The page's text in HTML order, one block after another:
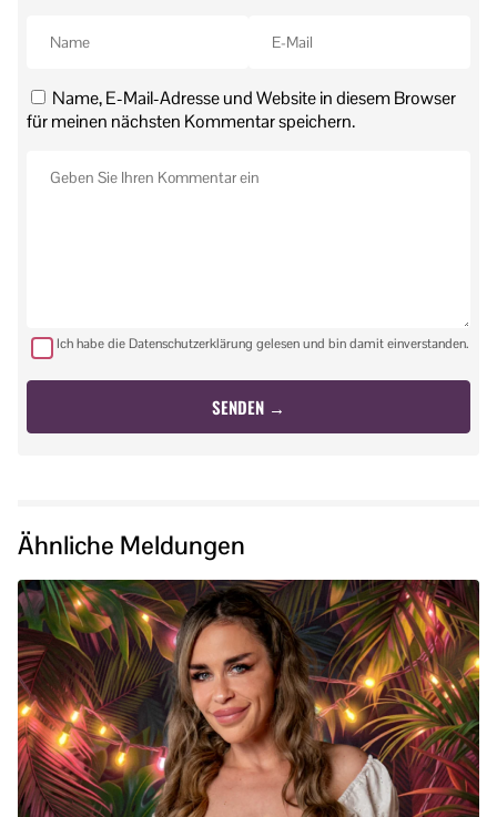
Name, E-Mail-Adresse und Website in diesem Browser
für meinen nächsten Kommentar speichern.
Ich habe die Datenschutzerklärung gelesen und bin damit einverstanden.
Ähnliche Meldungen